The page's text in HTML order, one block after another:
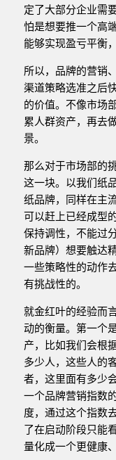
定了大部分企业需
怕是想要推一个高
能够实现盈亏平衡
所以，品牌的营销
渠道策略选准之后
的价值。不像市场
累人群资产，再去
景。
那么对于市场部的
这一块。以我们纸
纸品牌，同样在主
可以赶上已经成型
保持调性，不能过
新品牌）想要触达
一些策略性的动作
有挑战性的。
就金红叶的经验而
动的衡量。第一个
产，比如我们会根
多少人，这些人的
者，这里面有多少
一个品牌营销指数
度，通过这个指数
了在启动阶段只能
量化成一个更健康